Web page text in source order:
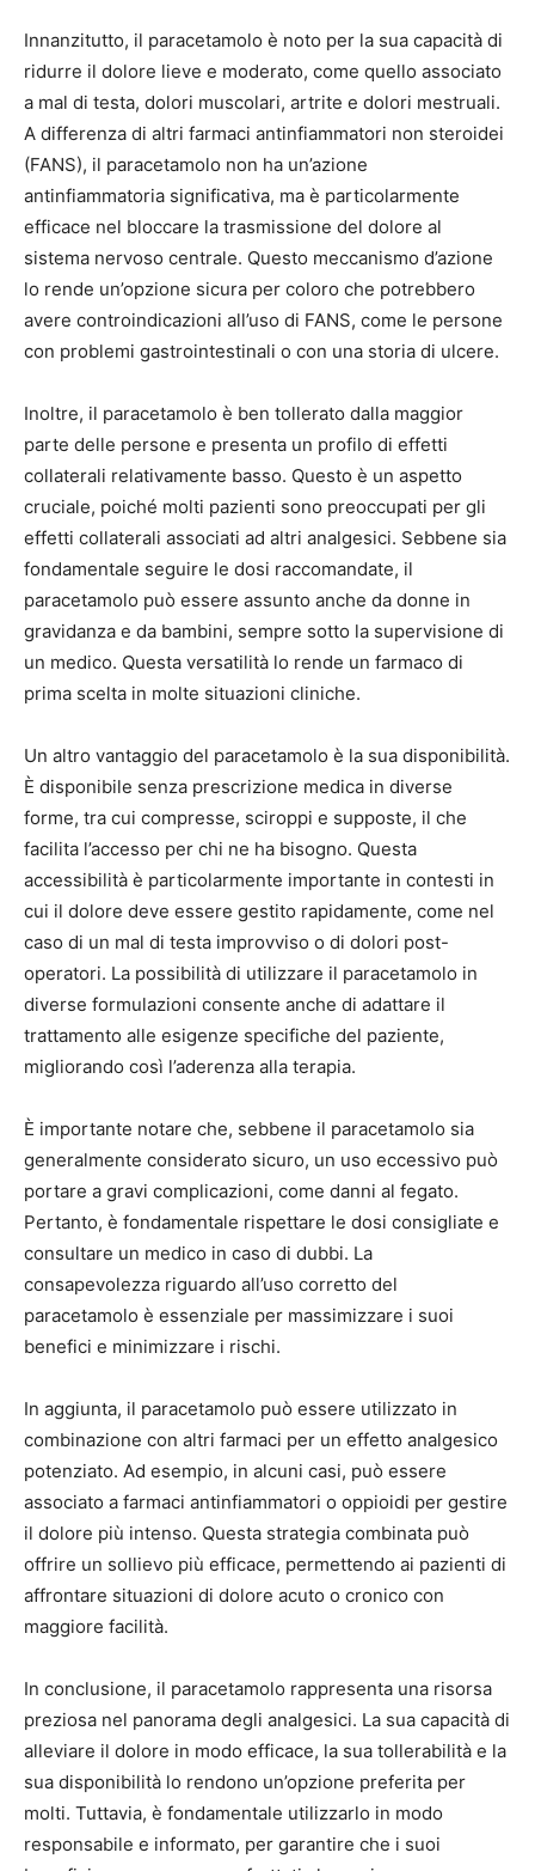
Innanzitutto, il paracetamolo è noto per la sua capacità di
ridurre il dolore lieve e moderato, come quello associato
a mal di testa, dolori muscolari, artrite e dolori mestruali.
A differenza di altri farmaci antinfiammatori non steroidei
(FANS), il paracetamolo non ha un’azione
antinfiammatoria significativa, ma è particolarmente
efficace nel bloccare la trasmissione del dolore al
sistema nervoso centrale. Questo meccanismo d’azione
lo rende un’opzione sicura per coloro che potrebbero
avere controindicazioni all’uso di FANS, come le persone
con problemi gastrointestinali o con una storia di ulcere.
Inoltre, il paracetamolo è ben tollerato dalla maggior
parte delle persone e presenta un profilo di effetti
collaterali relativamente basso. Questo è un aspetto
cruciale, poiché molti pazienti sono preoccupati per gli
effetti collaterali associati ad altri analgesici. Sebbene sia
fondamentale seguire le dosi raccomandate, il
paracetamolo può essere assunto anche da donne in
gravidanza e da bambini, sempre sotto la supervisione di
un medico. Questa versatilità lo rende un farmaco di
prima scelta in molte situazioni cliniche.
Un altro vantaggio del paracetamolo è la sua disponibilità.
È disponibile senza prescrizione medica in diverse
forme, tra cui compresse, sciroppi e supposte, il che
facilita l’accesso per chi ne ha bisogno. Questa
accessibilità è particolarmente importante in contesti in
cui il dolore deve essere gestito rapidamente, come nel
caso di un mal di testa improvviso o di dolori post-
operatori. La possibilità di utilizzare il paracetamolo in
diverse formulazioni consente anche di adattare il
trattamento alle esigenze specifiche del paziente,
migliorando così l’aderenza alla terapia.
È importante notare che, sebbene il paracetamolo sia
generalmente considerato sicuro, un uso eccessivo può
portare a gravi complicazioni, come danni al fegato.
Pertanto, è fondamentale rispettare le dosi consigliate e
consultare un medico in caso di dubbi. La
consapevolezza riguardo all’uso corretto del
paracetamolo è essenziale per massimizzare i suoi
benefici e minimizzare i rischi.
In aggiunta, il paracetamolo può essere utilizzato in
combinazione con altri farmaci per un effetto analgesico
potenziato. Ad esempio, in alcuni casi, può essere
associato a farmaci antinfiammatori o oppioidi per gestire
il dolore più intenso. Questa strategia combinata può
offrire un sollievo più efficace, permettendo ai pazienti di
affrontare situazioni di dolore acuto o cronico con
maggiore facilità.
In conclusione, il paracetamolo rappresenta una risorsa
preziosa nel panorama degli analgesici. La sua capacità di
alleviare il dolore in modo efficace, la sua tollerabilità e la
sua disponibilità lo rendono un’opzione preferita per
molti. Tuttavia, è fondamentale utilizzarlo in modo
responsabile e informato, per garantire che i suoi